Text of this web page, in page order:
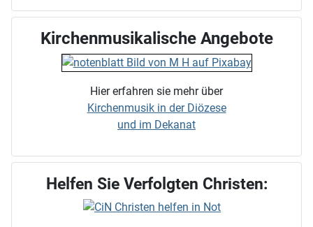
Kirchenmusikalische Angebote
Hier erfahren sie mehr über
Kirchenmusik in der Diözese
und im Dekanat
Helfen Sie Verfolgten Christen: